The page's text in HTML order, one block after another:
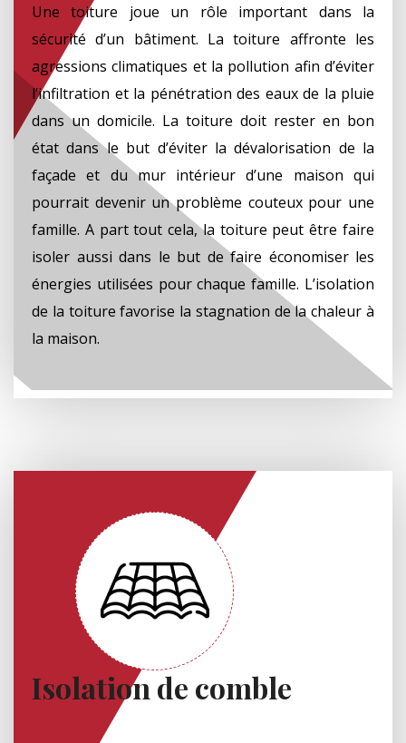
Une toiture joue un rôle important dans la
sécurité d’un bâtiment. La toiture affronte les
agressions climatiques et la pollution afin d’éviter
l’infiltration et la pénétration des eaux de la pluie
dans un domicile. La toiture doit rester en bon
état dans le but d’éviter la dévalorisation de la
façade et du mur intérieur d’une maison qui
pourrait devenir un problème couteux pour une
famille. A part tout cela, la toiture peut être faire
isoler aussi dans le but de faire économiser les
énergies utilisées pour chaque famille. L’isolation
de la toiture favorise la stagnation de la chaleur à
la maison.
Isolation de comble